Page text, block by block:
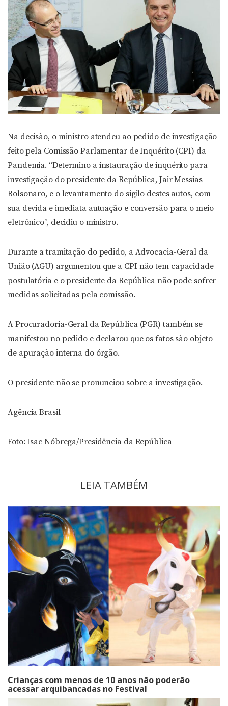
Na decisão, o ministro atendeu ao pedido de investigação
feito pela Comissão Parlamentar de Inquérito (CPI) da
Pandemia. “Determino a instauração de inquérito para
investigação do presidente da República, Jair Messias
Bolsonaro, e o levantamento do sigilo destes autos, com
sua devida e imediata autuação e conversão para o meio
eletrônico”, decidiu o ministro.
Durante a tramitação do pedido, a Advocacia-Geral da
União (AGU) argumentou que a CPI não tem capacidade
postulatória e o presidente da República não pode sofrer
medidas solicitadas pela comissão.
A Procuradoria-Geral da República (PGR) também se
manifestou no pedido e declarou que os fatos são objeto
de apuração interna do órgão.
O presidente não se pronunciou sobre a investigação.
Agência Brasil
Foto: Isac Nóbrega/Presidência da República
LEIA TAMBÉM
Crianças com menos de 10 anos não poderão
acessar arquibancadas no Festival